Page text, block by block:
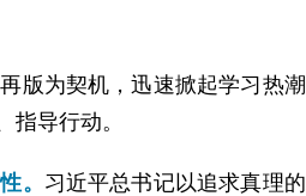
版为契机，迅速掀起学习热
导行动。
。 习近平总书记以追求真理